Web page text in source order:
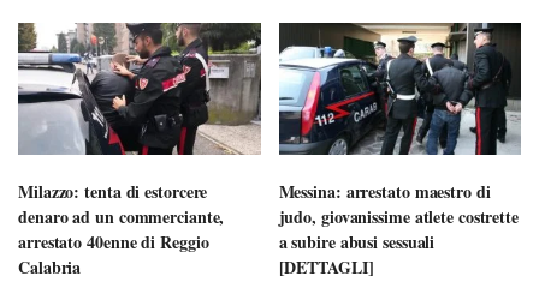
Milazzo: tenta di estorcere
denaro ad un commerciante,
arrestato 40enne di Reggio
Calabria
Messina: arrestato maestro di
judo, giovanissime atlete costrette
a subire abusi sessuali
[DETTAGLI]